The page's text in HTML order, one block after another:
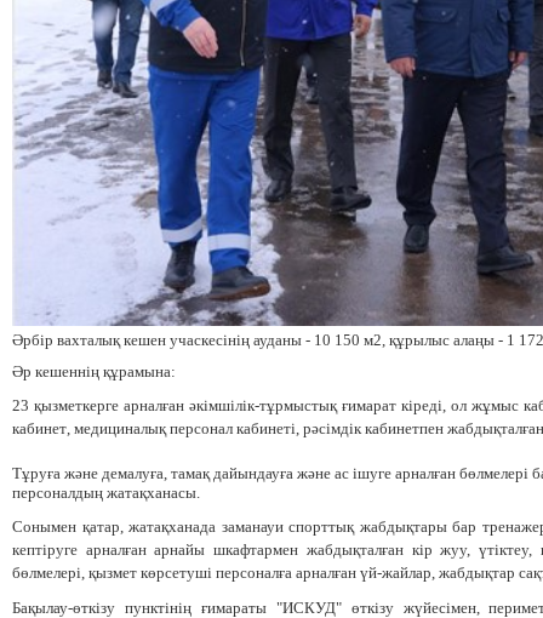
Әрбір вахталық кешен учаскесінің ауданы - 10 150 м2, құрылыс алаңы - 1
Әр кешеннің құрамына:
23 қызметкерге арналған әкімшілік-тұрмыстық ғимарат кіреді, ол жұмыс
кабинет, медициналық персонал кабинеті, рәсімдік кабинетпен жабдықталған
Тұруға және демалуға, тамақ дайындауға және ас ішуге арналған бөлмелері
персоналдың жатақханасы.
Сонымен қатар, жатақханада заманауи спорттық жабдықтары бар
кептіруге арналған арнайы шкафтармен жабдықталғанкіржуу, үтіктеу,
бөлмелері, қызмет көрсетуші персоналға арналған үй-жайлар, жабдықтар
Бақылау-өткізу пунктінің ғимараты "ИСКУД" өткізу жүйесімен,